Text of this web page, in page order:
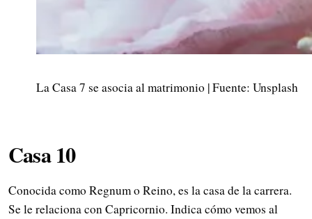
La Casa 7 se asocia al matrimonio | Fuente: Unsplash
Casa 10
Conocida como Regnum o Reino, es la casa de la carrera.
Se le relaciona con Capricornio. Indica cómo vemos al